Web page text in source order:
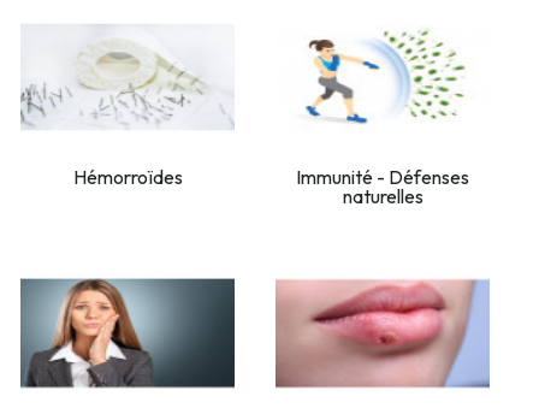
Hémorroïdes
Immunité - Défenses
naturelles